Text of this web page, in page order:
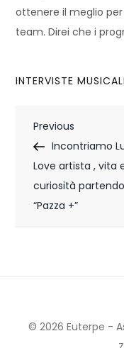
ottenere il meglio
team. Direi che i
INTERVISTE MUSICALI
N
a
v
i
i
Previous
Post
Previous
Incontriamo
Love artista , vita
curiosità
“Pazza +”
© 2026 Euterpe -